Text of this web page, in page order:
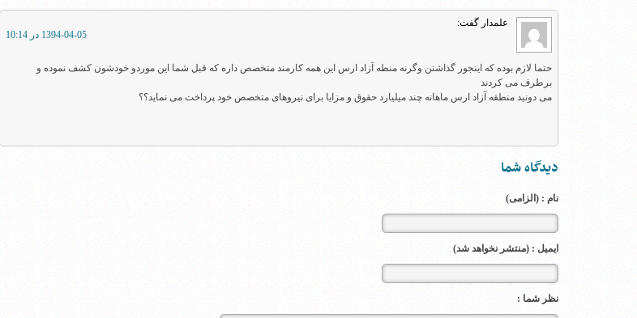
علمدار گفت:
1394-04-05 در 10:14
حتما لازم بوده که اینجور گذاشتن وگرنه منطه آزاد ارس این همه کارمند متخصص داره که قبل شما این موردو خودشون کشف نموده و
برطرف می کردند
می دونید منطقه آزاد ارس ماهانه چند میلیارد حقوق و مزایا برای نیروهای متخصص خود پرداخت می نماید؟؟
دیدگاه شما
نام : (الزامی)
ایمیل : (منتشر نخواهد شد)
نظر شما :